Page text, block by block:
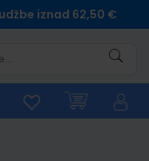
iznad 62,50 €